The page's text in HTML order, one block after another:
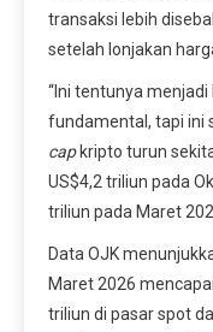
transaksi lebih
setelah lonjakan
“Ini tentunya
fundamental, tapi ini
capkripto turun
US$4,2 triliun pada
triliun pada Maret
Data OJK
Maret 2026
triliun di pasar spot